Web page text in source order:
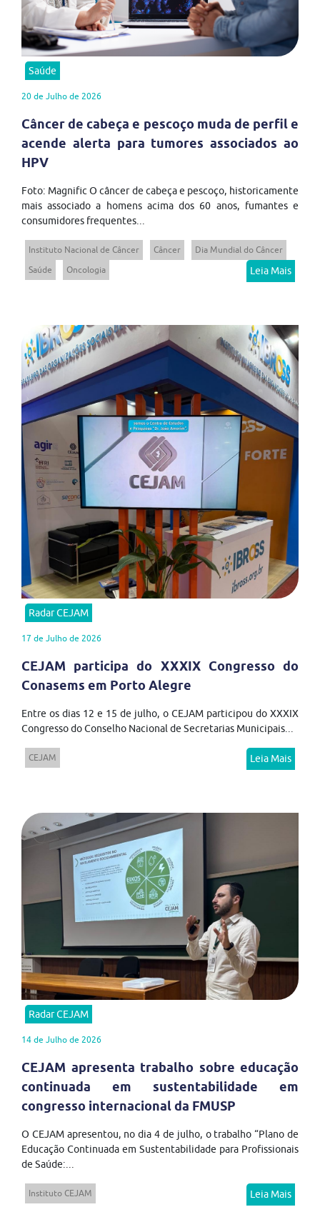
Saúde
20 de Julho de 2026
Câncer de cabeça e pescoço muda de perfil e
acende alerta para tumores associados ao
HPV
Foto: Magnific O câncer de cabeça e pescoço, historicamente
mais associado a homens acima dos 60 anos, fumantes e
consumidores frequentes...
Instituto Nacional de Câncer Câncer
Dia Mundial do Câncer
Saúde
Oncologia Leia Mais
Radar CEJAM
17 de Julho de 2026
CEJAM participa do XXXIX Congresso do
Conasems em Porto Alegre
Entre os dias 12 e 15 de julho, o CEJAM participou do XXXIX
Congresso do Conselho Nacional de Secretarias Municipais...
CEJAM Leia Mais
Radar CEJAM
14 de Julho de 2026
CEJAM apresenta trabalho sobre educação
continuada em sustentabilidade em
congresso internacional da FMUSP
O CEJAM apresentou, no dia 4 de julho, o trabalho “Plano de
Educação Continuada em Sustentabilidade para Profissionais
de Saúde:...
Instituto CEJAM Leia Mais